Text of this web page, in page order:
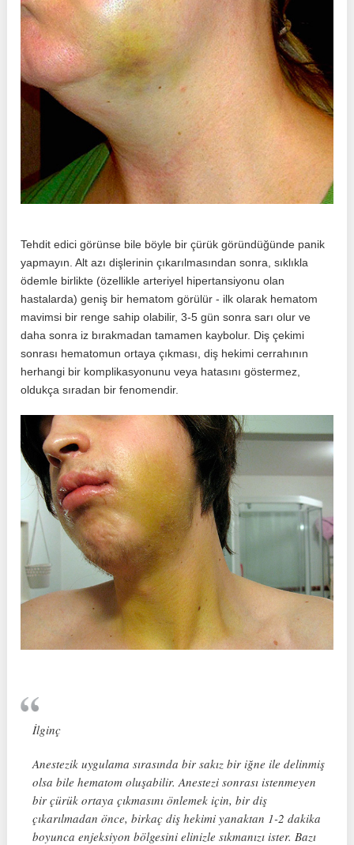
Tehdit edici görünse bile böyle bir çürük göründüğünde panik
yapmayın. Alt azı dişlerinin çıkarılmasından sonra, sıklıkla
ödemle birlikte (özellikle arteriyel hipertansiyonu olan
hastalarda) geniş bir hematom görülür - ilk olarak hematom
mavimsi bir renge sahip olabilir, 3-5 gün sonra sarı olur ve
daha sonra iz bırakmadan tamamen kaybolur. Diş çekimi
sonrası hematomun ortaya çıkması, diş hekimi cerrahının
herhangi bir komplikasyonunu veya hatasını göstermez,
oldukça sıradan bir fenomendir.
İlginç
Anestezik uygulama sırasında bir sakız bir iğne ile delinmiş
olsa bile hematom oluşabilir. Anestezi sonrası istenmeyen
bir çürük ortaya çıkmasını önlemek için, bir diş
çıkarılmadan önce, birkaç diş hekimi yanaktan 1-2 dakika
boyunca enjeksiyon bölgesini elinizle sıkmanızı ister. Bazı